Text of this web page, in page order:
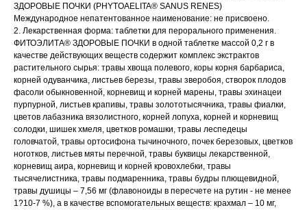
ЗДОРОВЫЕ ПОЧКИ (PHYTOAELITA® SANUS RENES)
Международное непатентованное наименование: не присвоено.
2. Лекарственная форма: таблетки для перорального применения.
ФИТОЭЛИТА® ЗДОРОВЫЕ ПОЧКИ в одной таблетке массой 0,2 г в
качестве действующих веществ содержит комплекс экстрактов
растительного сырья: травы хвоща полевого, коры корня барбариса,
корней одуванчика, листьев березы, травы зверобоя, створок плодов
фасоли обыкновенной, корневищ и корней марены, травы эхинацеи
пурпурной, листьев крапивы, травы золототысячника, травы фиалки,
цветов лабазника вязолистного, корней лопуха, корней и корневищ
солодки, шишек хмеля, цветков ромашки, травы леспедецы
головчатой, травы ортосифона тычиночного, почек березовых, цветков
ноготков, листьев мяты перечной, травы буквицы лекарственной,
корневищ аира, корневищ и корней кровохлебки, травы
тысячелистника, травы подмаренника, травы будры плющевидной,
травы душицы – 7,56 мг (флавоноиды в пересчете на рутин - не менее
1?10-7 %), а в качестве вспомогательных веществ: крахмал – 10 мг,